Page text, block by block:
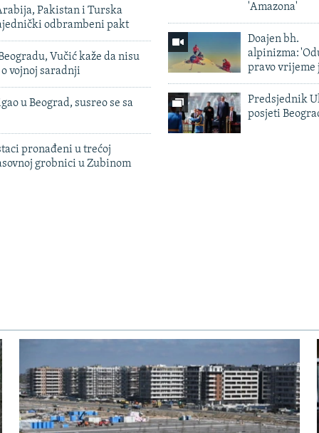
Pakistan i Turska
odbrambeni pakt
Vučić kaže da nisu
vojnoj saradnji
u Beograd, susreo se sa
pronađeni u trećoj
grobnici u Zubinom
'Amazona'
Doajen bh.
alpinizma:
pravo vrijeme
Predsjednik
posjeti